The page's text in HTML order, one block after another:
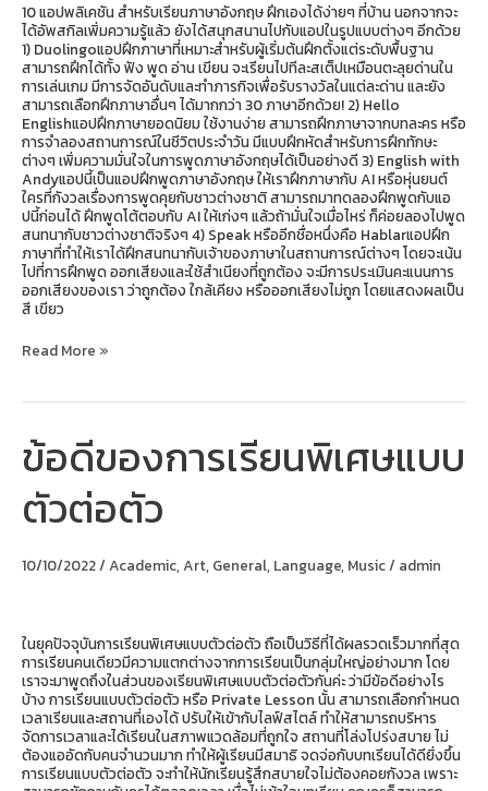
10 แอปพลิเคชัน สำหรับเรียนภาษาอังกฤษ ฝึกเองได้ง่ายๆ ที่บ้าน นอกจากจะ
ได้อัพสกิลเพิ่มความรู้แล้ว ยังได้สนุกสนานไปกับแอปในรูปแบบต่างๆ อีกด้วย
1) Duolingoแอปฝึกภาษาที่เหมาะสำหรับผู้เริ่มต้นฝึกตั้งแต่ระดับพื้นฐาน
สามารถฝึกได้ทั้ง ฟัง พูด อ่าน เขียน จะเรียนไปทีละสเต็ปเหมือนตะลุยด่านใน
การเล่นเกม มีการจัดอันดับและทำภารกิจเพื่อรับรางวัลในแต่ละด่าน และยัง
สามารถเลือกฝึกภาษาอื่นๆ ได้มากกว่า 30 ภาษาอีกด้วย! 2) Hello
Englishแอปฝึกภาษายอดนิยม ใช้งานง่าย สามารถฝึกภาษาจากบทละคร หรือ
การจำลองสถานการณ์ในชีวิตประจำวัน มีแบบฝึกหัดสำหรับการฝึกทักษะ
ต่างๆ เพิ่มความมั่นใจในการพูดภาษาอังกฤษได้เป็นอย่างดี 3) English with
Andyแอปนี้เป็นแอปฝึกพูดภาษาอังกฤษ ให้เราฝึกภาษากับ AI หรือหุ่นยนต์
ใครที่กังวลเรื่องการพูดคุยกับชาวต่างชาติ สามารถมาทดลองฝึกพูดกับแอ
ปนี้ก่อนได้ ฝึกพูดโต้ตอบกับ AI ให้เก่งๆ แล้วถ้ามั่นใจเมื่อไหร่ ก็ค่อยลองไปพูด
สนทนากับชาวต่างชาติจริงๆ 4) Speak หรืออีกชื่อหนึ่งคือ Hablarแอปฝึก
ภาษาที่ทำให้เราได้ฝึกสนทนากับเจ้าของภาษาในสถานการณ์ต่างๆ โดยจะเน้น
ไปที่การฝึกพูด ออกเสียงและใช้สำเนียงที่ถูกต้อง จะมีการประเมินคะแนนการ
ออกเสียงของเรา ว่าถูกต้อง ใกล้เคียง หรือออกเสียงไม่ถูก โดยแสดงผลเป็น
สี เขียว
Read More »
ข้อดีของการเรียนพิเศษแบบ
ตัวต่อตัว
10/10/2022/Academic,Art, General, Language, Music/ admin
ในยุคปัจจุบันการเรียนพิเศษแบบตัวต่อตัว ถือเป็นวิธีที่ได้ผลรวดเร็วมากที่สุด
การเรียนคนเดียวมีความแตกต่างจากการเรียนเป็นกลุ่มใหญ่อย่างมาก โดย
เราจะมาพูดถึงในส่วนของเรียนพิเศษแบบตัวต่อตัวกันค่ะ ว่ามีข้อดีอย่างไร
บ้าง การเรียนแบบตัวต่อตัว หรือ Private Lesson นั้น สามารถเลือกกำหนด
เวลาเรียนและสถานที่เองได้ ปรับให้เข้ากับไลฟ์สไตล์ ทำให้สามารถบริหาร
จัดการเวลาและได้เรียนในสภาพแวดล้อมที่ถูกใจ สถานที่โล่งโปร่งสบาย ไม่
ต้องแออัดกับคนจำนวนมาก ทำให้ผู้เรียนมีสมาธิ จดจ่อกับบทเรียนได้ดียิ่งขึ้น
การเรียนแบบตัวต่อตัว จะทำให้นักเรียนรู้สึกสบายใจไม่ต้องคอยกังวล เพราะ
ข้อดี
ของ
การ
เรียน
พิเศษ
ต่อ